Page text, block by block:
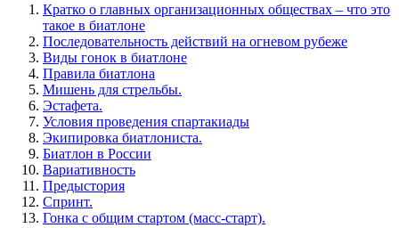
Кратко о главных организационных обществах – что это
такое в биатлоне
Последовательность действий на огневом рубеже
Виды гонок в биатлоне
Правила биатлона
Мишень для стрельбы.
Эстафета.
Условия проведения спартакиады
Экипировка биатлониста.
Биатлон в России
Вариативность
Предыстория
Спринт.
Гонка с общим стартом (масс-старт).